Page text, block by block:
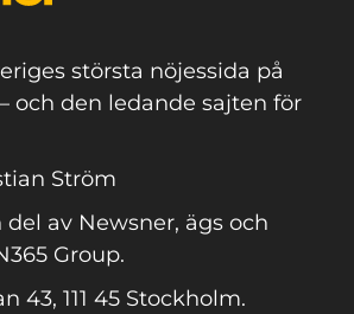
största nöjessida på
och den ledande sajten för
Ström
av Newsner, ägs och
Group.
43, 111 45 Stockholm.